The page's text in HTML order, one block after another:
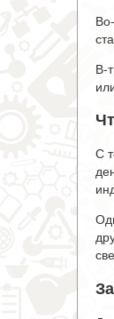
В-
С